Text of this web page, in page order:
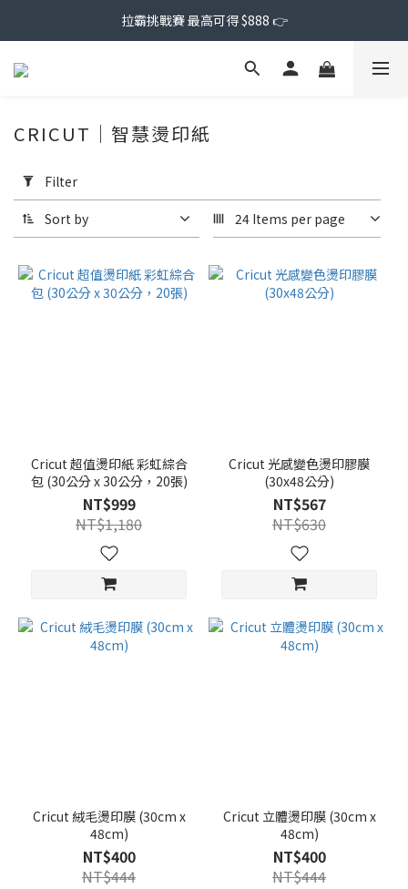
拉霸挑戰賽 最高可得 $888 👉
Filter
(0/20)
Range
(NT$)
CRICUT｜智慧燙印紙
Filter
Sort by 24 Items per page
Cricut 超值燙印紙 彩虹綜合
包 (30公分 x 30公分，20張)
NT$999
NT$1,180
Cricut 光感變色燙印膠膜
(30x48公分)
NT$567
NT$630
Cricut 絨毛燙印膜 (30cm x
48cm)
NT$400
NT$444
Cricut 立體燙印膜 (30cm x
48cm)
NT$400
NT$444